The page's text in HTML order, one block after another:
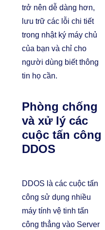
trở nên dễ dàng hơn,
lưu trữ các lỗi chi tiết
trong nhật ký máy chủ
của bạn và chỉ cho
người dùng biết thông
tin họ cần.
Phòng chống
và xử lý các
cuộc tấn công
DDOS
DDOS là các cuộc tấn
công sử dụng nhiều
máy tính vệ tinh tấn
công thẳng vào Server